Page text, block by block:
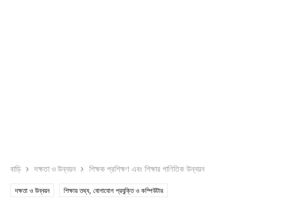
বাড়ি দক্ষতা ও উন্নয়ন শিক্ষক প্রশিক্ষণ এবং শিক্ষার গাণিতিক উন্নয়ন
দক্ষতা ও উন্নয়ন শিক্ষায় তথ্য, যোগাযোগ প্রযুক্তি ও কম্পিউটার